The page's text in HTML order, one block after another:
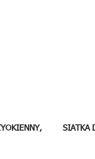
SIATKA